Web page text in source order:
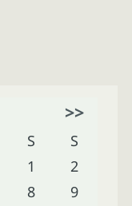
>>
S
S
1
2
8
9